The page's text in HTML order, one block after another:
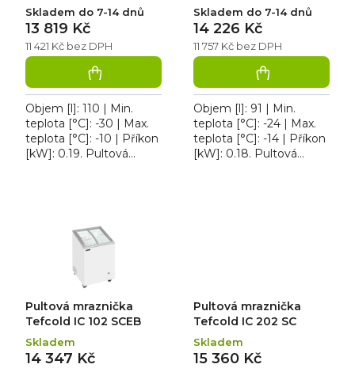
Skladem do 7-14 dnů
11 421 Kč bez DPH
13 819 Kč
Objem [l]: 110 | Min.
teplota [°C]: -30 | Max.
teplota [°C]: -10 | Příkon
[kW]: 0.19. Pultová
Skladem do 7-14 dnů
11 757 Kč bez DPH
14 226 Kč
Objem [l]: 91 | Min.
teplota [°C]: -24 | Max.
teplota [°C]: -14 | Příkon
[kW]: 0.18. Pultová
Pultová mraznička
Tefcold IC 102 SCEB
Skladem
14 347 Kč
Pultová mraznička
Tefcold IC 202 SC
Skladem
15 360 Kč